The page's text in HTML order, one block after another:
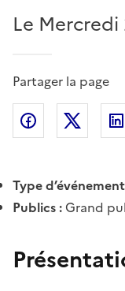
Le
Partager la page
Partager
Type
Publics :Grand